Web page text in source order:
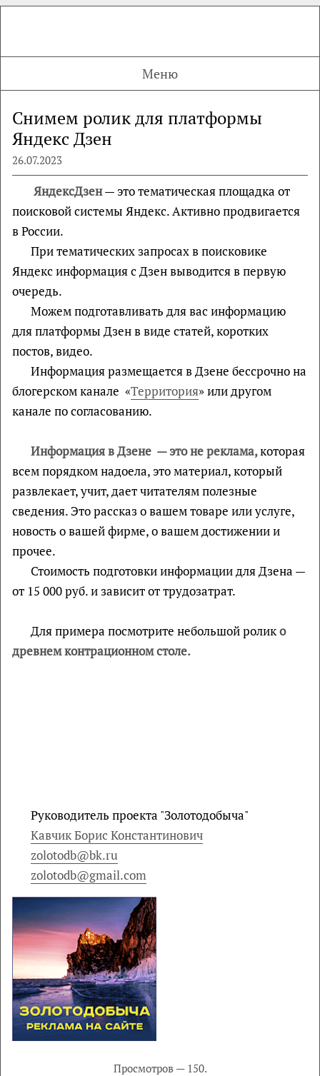
Меню
Снимем ролик для платформы
Яндекс Дзен
26.07.2023
ЯндексДзен— это тематическая площадка от
поисковой системы Яндекс. Активно продвигается
в России.
При тематических запросах в поисковике
Яндекс информация с Дзен выводится в первую
очередь.
Можем подготавливать для вас информацию
для платформы Дзен в виде статей, коротких
постов, видео.
Информация размещается в Дзене бессрочно на
блогерском канале «Территория» или другом
канале по согласованию.
Информация в Дзене — это не реклама,которая
всем порядком надоела, это материал, который
развлекает, учит, дает читателям полезные
сведения. Это рассказ о вашем товаре или услуге,
новость о вашей фирме, о вашем достижении и
прочее.
Стоимость подготовки информации для Дзена —
от 15 000 руб. и зависит от трудозатрат.
Для примера посмотрите небольшой ролико
древнем контрационном столе.
Руководитель проекта "Золотодобыча"
Кавчик Борис Константинович
zolotodb@bk.ru
zolotodb@gmail.com
Просмотров — 150.